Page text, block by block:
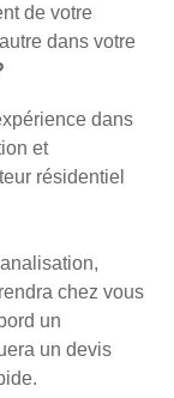
de votre
dans votre
dans
et
résidentiel
chez vous
un
un devis